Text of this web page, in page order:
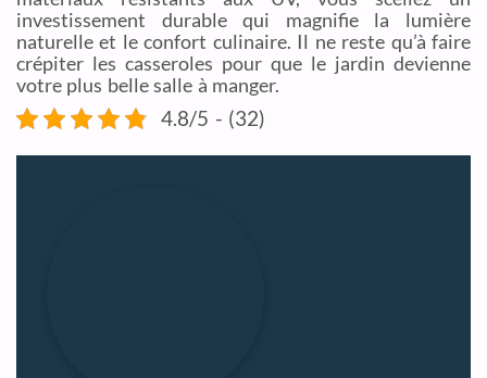
investissement durable qui magnifie la lumière
naturelle et le confort culinaire. Il ne reste qu’à faire
crépiter les casseroles pour que le jardin devienne
votre plus belle salle à manger.
4.8/5 - (32)